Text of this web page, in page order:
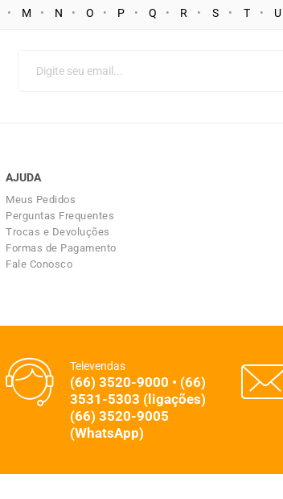
M N O P Q R S T U
AJUDA
Meus Pedidos
Perguntas Frequentes
Trocas e Devoluções
Formas de Pagamento
Fale Conosco
Televendas
(66) 3520-9000 • (66)
3531-5303 (ligações)
(66) 3520-9005
(WhatsApp)